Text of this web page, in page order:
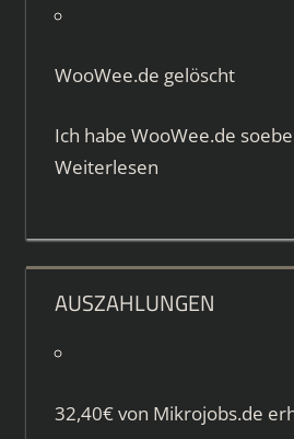
WooWee.de gelöscht
Ich habe WooWee.de
Weiterlesen
AUSZAHLUNGEN
32,40€ von Mikrojobs.de